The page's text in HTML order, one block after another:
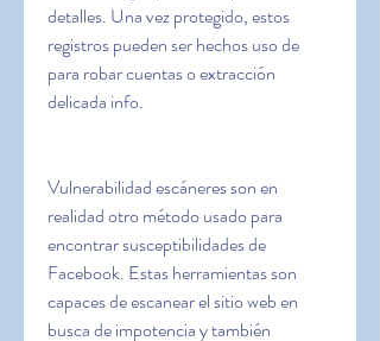
detalles. Una vez protegido, estos
registros pueden ser hechos uso de
para robar cuentas o extracción
delicada info.
Vulnerabilidad escáneres son en
realidad otro método usado para
encontrar susceptibilidades de
Facebook. Estas herramientas son
capaces de escanear el sitio web en
busca de impotencia y también